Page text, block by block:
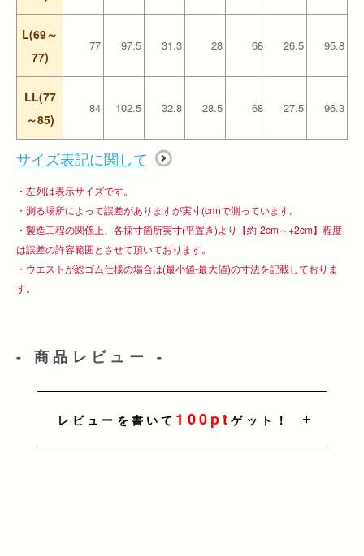
L(69～
77)
77 97.5 31.3 28 68 26.5 95.8
LL(77
～85)
84 102.5 32.8 28.5 68 27.5 96.3
サイズ表記に関して
・左列は表示サイズです。
・測る場所によって誤差がありますが実寸(cm)で測っています。
・製造工程の関係上、各採寸箇所実寸(平置き)より【約-2cm～+2cm】程度
は誤差の許容範囲とさせて頂いております。
・ウエストが総ゴム仕様の場合は(最小値-最大値)の寸法を記載しておりま
す。
- 商品レビュー -
レビューを書いて 100ptゲット！